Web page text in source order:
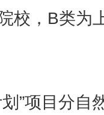
校，B类为
项目分自